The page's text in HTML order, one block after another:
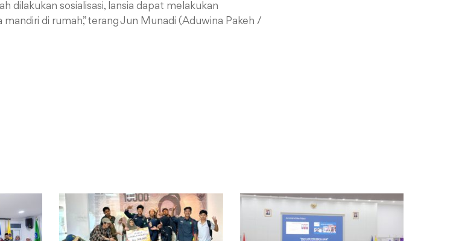
dilakukan sosialisasi, lansia dapat melakukan
di rumah,” terang Jun Munadi (Aduwina Pakeh /